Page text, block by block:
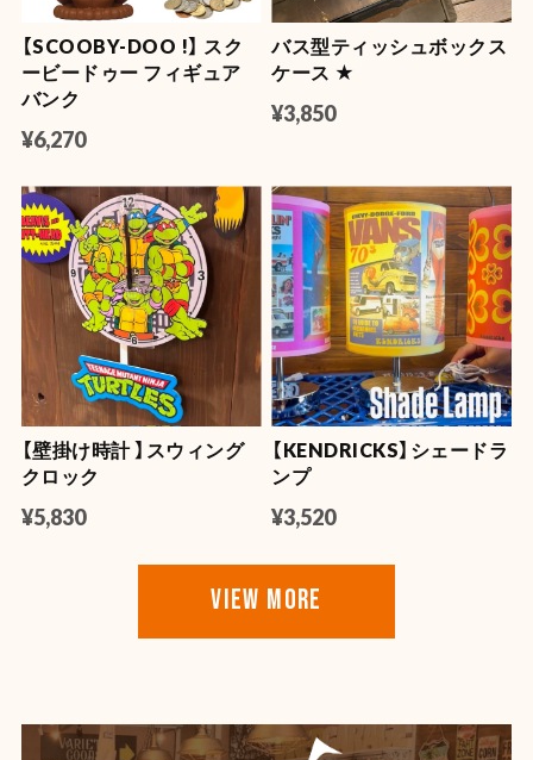
【SCOOBY-DOO !】 スク
ービードゥー フィギュア
バンク
¥6,270
バス型ティッシュボックス
ケース ★
¥3,850
【壁掛け時計 】スウィング
クロック
¥5,830
【KENDRICKS】シェードラ
ンプ
¥3,520
VIEW MORE